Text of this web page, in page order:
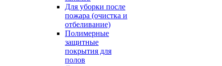
Для уборки после
пожара (очистка и
отбеливание)
Полимерные
защитные
покрытия для
полов